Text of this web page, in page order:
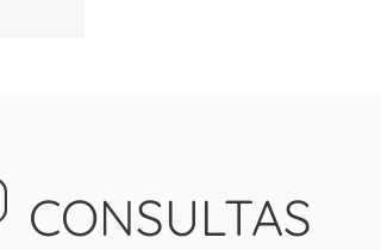
CONSULTAS